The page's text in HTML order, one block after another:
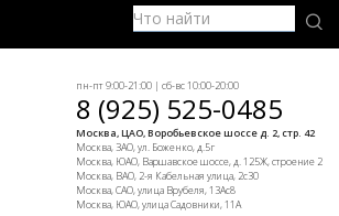
пн-пт 9:00-21:00 | сб-вс 10:00-20:00
8 (925) 525-0485
Москва, ЦАО, Воробьевское шоссе д. 2, стр. 42
Москва, ЗАО, ул. Боженко, д.5г
Москва, ЮАО, Варшавское шоссе, д. 125Ж, строение 2
Москва, ВАО, 2-я Кабельная улица, 2с30
Москва, САО, улица Врубеля, 13Ас8
Москва, ЮАО, улица Садовники, 11А